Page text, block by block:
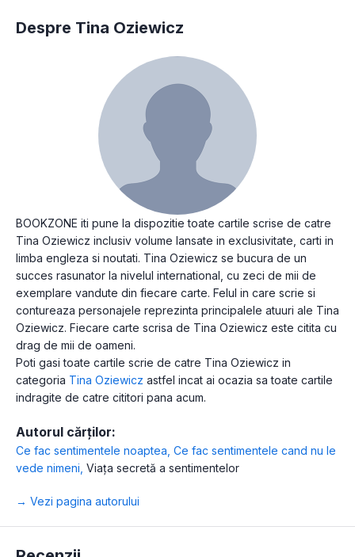
Despre Tina Oziewicz
BOOKZONE iti pune la dispozitie toate cartile scrise de catre
Tina Oziewicz inclusiv volume lansate in exclusivitate, carti in
limba engleza si noutati. Tina Oziewicz se bucura de un
succes rasunator la nivelul international, cu zeci de mii de
exemplare vandute din fiecare carte. Felul in care scrie si
contureaza personajele reprezinta principalele atuuri ale Tina
Oziewicz. Fiecare carte scrisa de Tina Oziewicz este citita cu
drag de mii de oameni.
Poti gasi toate cartile scrie de catre Tina Oziewicz in
categoria Tina Oziewicz astfel incat ai ocazia sa toate cartile
indragite de catre cititori pana acum.
Autorul cărților:
Ce fac sentimentele noaptea Ce fac sentimentele cand nu le
vede nimeni Viața secretă a sentimentelor
→ Vezi pagina autorului